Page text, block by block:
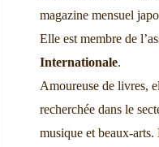
magazine mensuel
Elle est membre de
Internationale.
Amoureuse de livres,
recherchée dans le
musique et beaux-